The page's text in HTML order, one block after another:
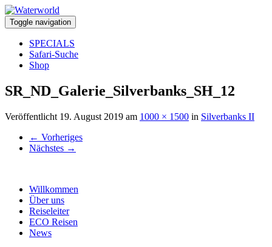
Toggle navigation
SPECIALS
Safari-Suche
Shop
SR_ND_Galerie_Silverbanks_SH_12
Veröffentlicht 19. August 2019 am 1000 × 1500 in Silverbanks II
← Vorheriges
Nächstes →
Willkommen
Über uns
Reiseleiter
ECO Reisen
News